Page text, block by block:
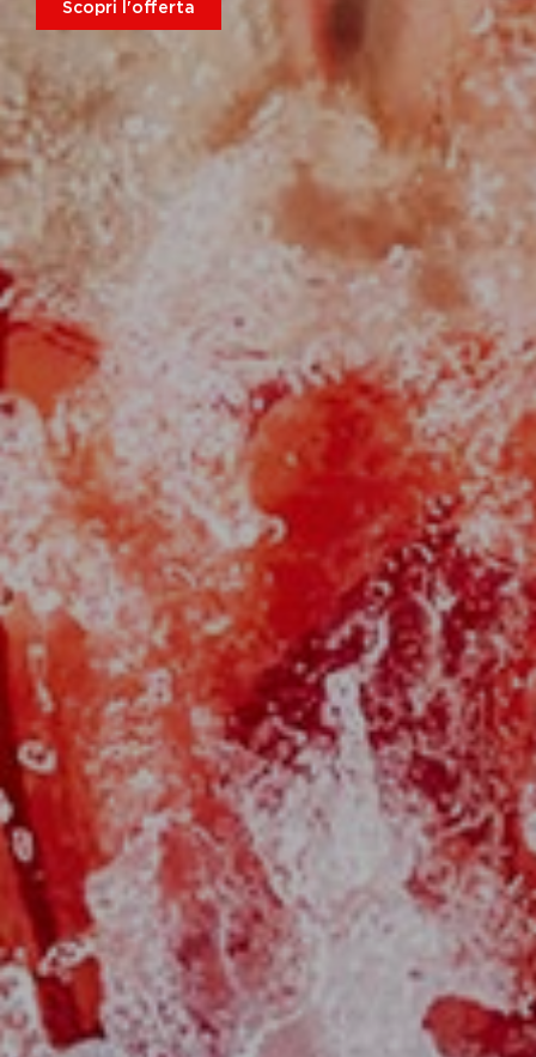
Scopri l'offerta